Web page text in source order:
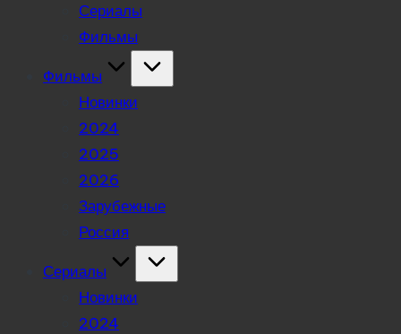
Сериалы
Фильмы
Фильмы
Новинки
2024
2025
2026
Зарубежные
Россия
Сериалы
Новинки
2024